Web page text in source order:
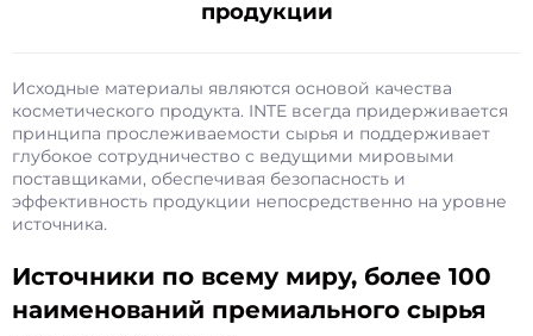
продукции
Исходные материалы являются основой качества
косметического продукта. INTE всегда придерживается
принципа прослеживаемости сырья и поддерживает
глубокое сотрудничество с ведущими мировыми
поставщиками, обеспечивая безопасность и
эффективность продукции непосредственно на уровне
источника.
Источники по всему миру, более 100
наименований премиального сырья